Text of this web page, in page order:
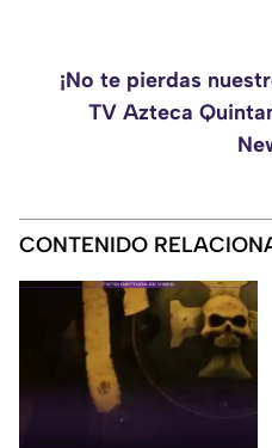
¡No te pierdas
TV Azteca
CONTENIDO